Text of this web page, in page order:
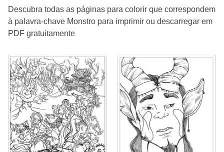
Descubra todas as páginas para colorir que correspondem
à palavra-chave Monstro para imprimir ou descarregar em
PDF gratuitamente